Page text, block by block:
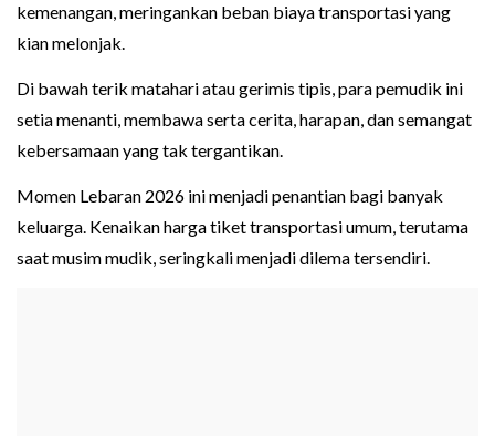
kemenangan, meringankan beban biaya transportasi yang
kian melonjak.
Di bawah terik matahari atau gerimis tipis, para pemudik ini
setia menanti, membawa serta cerita, harapan, dan semangat
kebersamaan yang tak tergantikan.
Momen Lebaran 2026 ini menjadi penantian bagi banyak
keluarga. Kenaikan harga tiket transportasi umum, terutama
saat musim mudik, seringkali menjadi dilema tersendiri.